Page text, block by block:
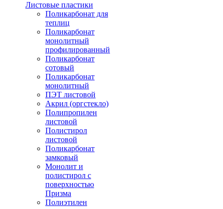
Листовые пластики
Поликарбонат для
теплиц
Поликарбонат
монолитный
профилированный
Поликарбонат
сотовый
Поликарбонат
монолитный
ПЭТ листовой
Акрил (оргстекло)
Полипропилен
листовой
Полистирол
листовой
Поликарбонат
замковый
Монолит и
полистирол с
поверхностью
Призма
Полиэтилен